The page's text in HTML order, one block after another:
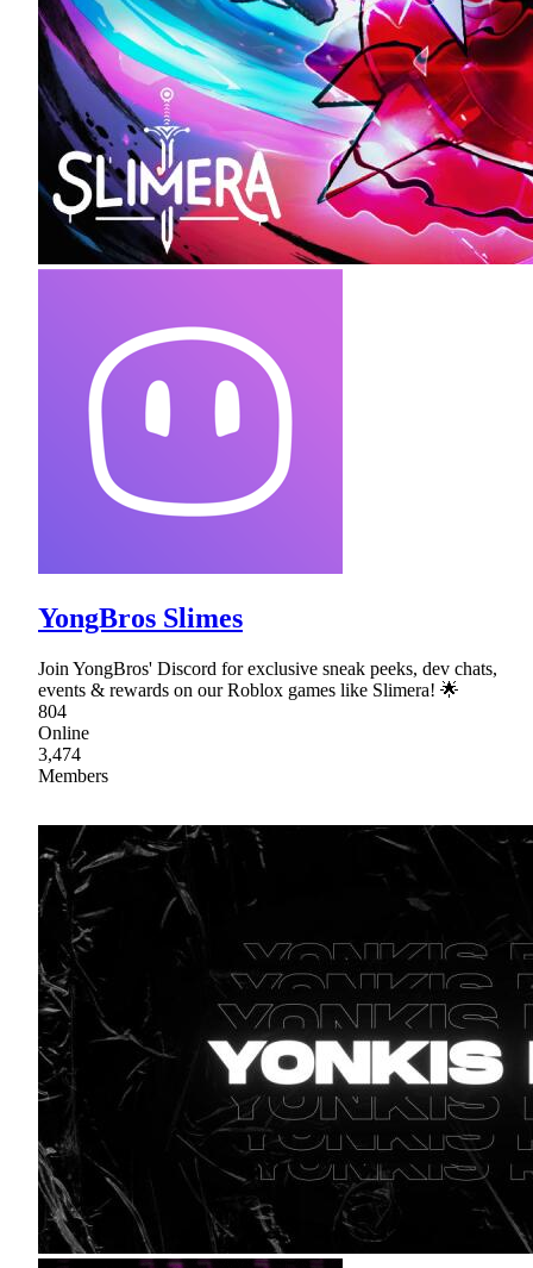
YongBros Slimes
Join YongBros' Discord for exclusive sneak peeks, dev chats,
events & rewards on our Roblox games like Slimera! 🌟
804
Online
3,474
Members